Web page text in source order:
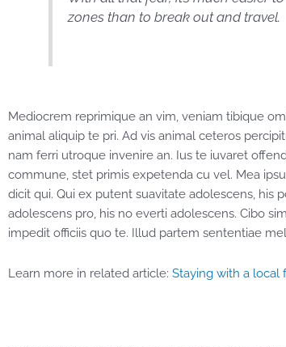
zones than to break out and travel.
Mediocrem reprimique an vim, veniam tibique
animal aliquip te pri. Ad vis animal ceteros
nam ferri utroque invenire an. Ius te iuvaret
commune, stet primis expetenda cu vel. Mea
dicit qui. Qui ex putent suavitate adolescens, his
adolescens pro, his no everti adolescens. Cibo
impedit officiis quo te. Illud partem sententiae
Learn more in related article: Staying with a local